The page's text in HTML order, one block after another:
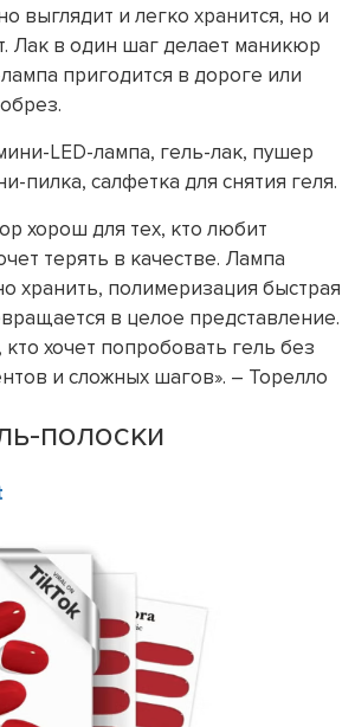
выглядит и легко хранится, но и
Лак в один шаг делает маникюр
пригодится в дороге или
LED-лампа, гель-лак, пушер
пилка, салфетка для снятия геля.
хорош для тех, кто любит
терять в качестве. Лампа
хранить, полимеризация быстрая
в целое представление.
хочет попробовать гель без
и сложных шагов». – Торелло
полоски